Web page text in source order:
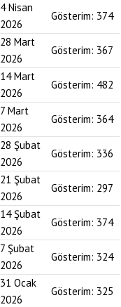
4 Nisan
2026
Gösterim: 374
28 Mart
2026
Gösterim: 367
14 Mart
2026
Gösterim: 482
7 Mart
2026
Gösterim: 364
28 Şubat
2026
Gösterim: 336
21 Şubat
2026
Gösterim: 297
14 Şubat
2026
Gösterim: 374
7 Şubat
2026
Gösterim: 324
31 Ocak
2026
Gösterim: 325